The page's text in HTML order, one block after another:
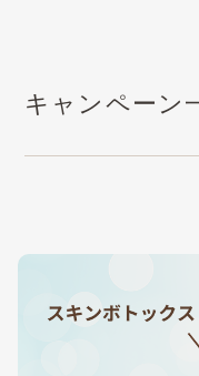
キャンペーン